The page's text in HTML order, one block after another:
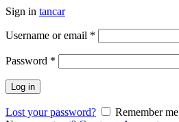
Sign in tancar
Username or email *
Password *
Log in
Lost your password?
Remember me